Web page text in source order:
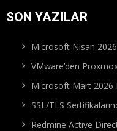
SON YAZILAR
Microsoft Nisan
VMware’den
Microsoft Mart 2026
SSL/TLS
Redmine Active